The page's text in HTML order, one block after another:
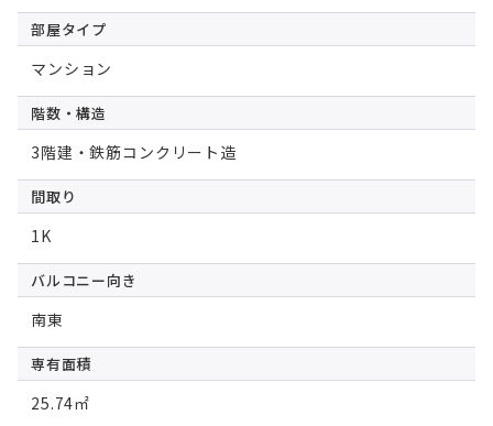
部屋タイプ
マンション
階数・構造
3階建・鉄筋コンクリート造
間取り
1K
バルコニー向き
南東
専有面積
25.74㎡